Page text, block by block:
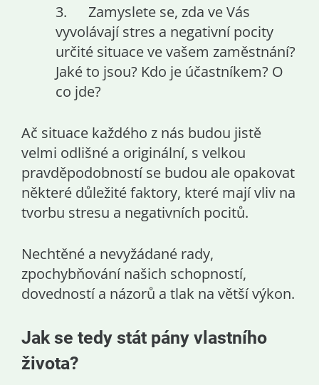
3. Zamyslete se, zda ve Vás
vyvolávají stres a negativní pocity
určité situace ve vašem zaměstnání?
Jaké to jsou? Kdo je účastníkem? O
co jde?
Ač situace každého z nás budou jistě
velmi odlišné a originální, s velkou
pravděpodobností se budou ale opakovat
některé důležité faktory, které mají vliv na
tvorbu stresu a negativních pocitů.
Nechtěné a nevyžádané rady,
zpochybňování našich schopností,
dovedností a názorů a tlak na větší výkon.
Jak se tedy stát pány vlastního
života?